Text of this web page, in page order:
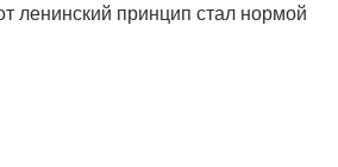
принцип стал нормой